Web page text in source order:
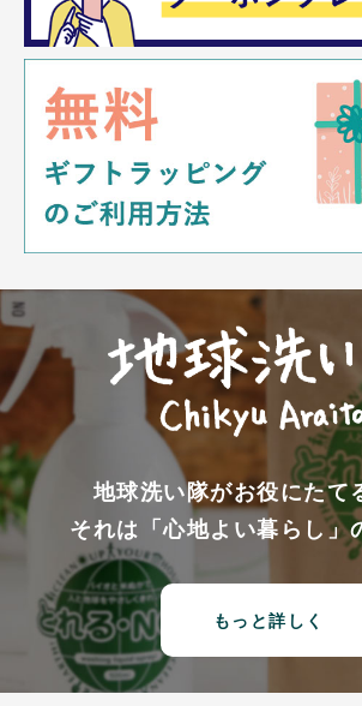
地球洗い隊がお役にたて
それは「心地よい暮らし」
もっと詳しく